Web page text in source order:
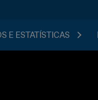
E ESTATÍSTICAS